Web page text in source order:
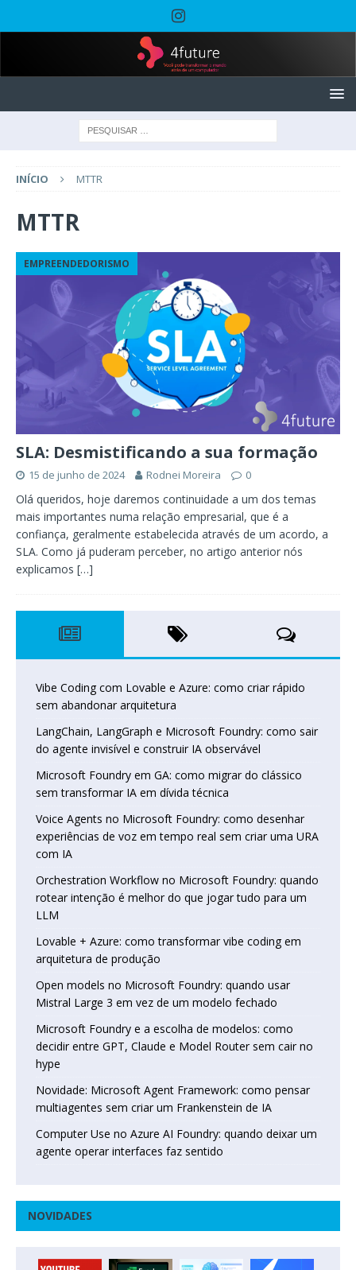
INÍCIO MTTR
MTTR
EMPREENDEDORISMO
SLA: Desmistificando a sua formação
15 de junho de 2024 Rodnei Moreira 0
Olá queridos, hoje daremos continuidade a um dos temas
mais importantes numa relação empresarial, que é a
confiança, geralmente estabelecida através de um acordo, a
SLA. Como já puderam perceber, no artigo anterior nós
explicamos […]
Vibe Coding com Lovable e Azure: como criar rápido
sem abandonar arquitetura
LangChain, LangGraph e Microsoft Foundry: como sair
do agente invisível e construir IA observável
Microsoft Foundry em GA: como migrar do clássico
sem transformar IA em dívida técnica
Voice Agents no Microsoft Foundry: como desenhar
experiências de voz em tempo real sem criar uma URA
com IA
Orchestration Workflow no Microsoft Foundry: quando
rotear intenção é melhor do que jogar tudo para um
LLM
Lovable + Azure: como transformar vibe coding em
arquitetura de produção
Open models no Microsoft Foundry: quando usar
Mistral Large 3 em vez de um modelo fechado
Microsoft Foundry e a escolha de modelos: como
decidir entre GPT, Claude e Model Router sem cair no
hype
Novidade: Microsoft Agent Framework: como pensar
multiagentes sem criar um Frankenstein de IA
Computer Use no Azure AI Foundry: quando deixar um
agente operar interfaces faz sentido
NOVIDADES